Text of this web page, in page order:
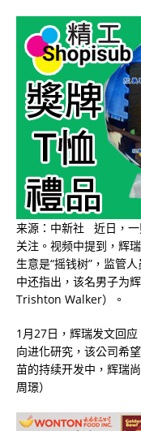
来源：中新社 近日，一
关注。视频中提到，辉
生意是“摇钱树”，监管
中还指出，该名男子为
Trishton Walker）。
1月27日，辉瑞发文回
向进化研究，该公司希
苗的持续开发中，辉瑞
周璟）